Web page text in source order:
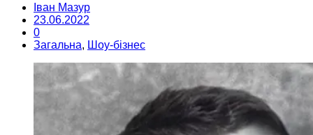
Іван Мазур
23.06.2022
0
Загальна, Шоу-бізнес